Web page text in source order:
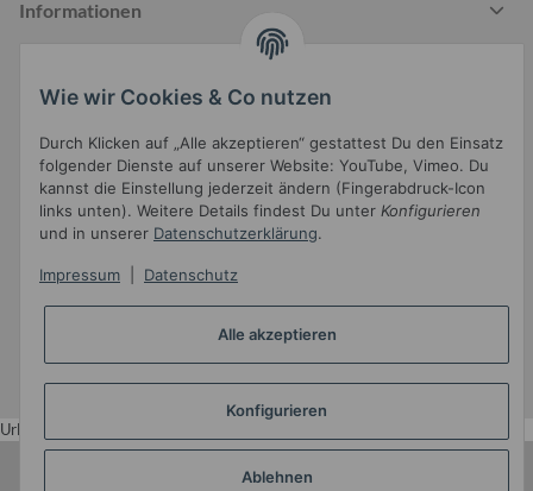
Informationen
* Alle Preise inkl. gesetzlicher USt.
Wie wir Cookies & Co nutzen
Durch Klicken auf „Alle akzeptieren“ gestattest Du den Einsatz
folgender Dienste auf unserer Website: YouTube, Vimeo. Du
kannst die Einstellung jederzeit ändern (Fingerabdruck-Icon
links unten). Weitere Details findest Du unter Konfigurieren
und in unserer Datenschutzerklärung.
Impressum Datenschutz
Alle akzeptieren
Konfigurieren
Ablehnen
Urlaub